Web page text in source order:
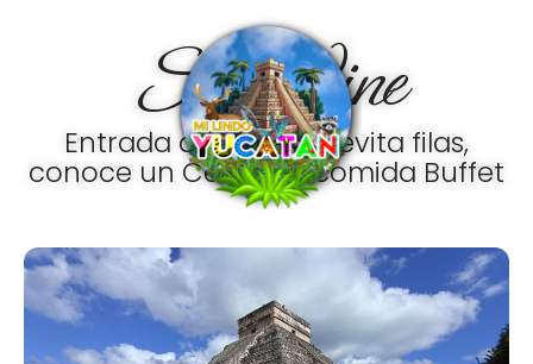
Skip Line
Entrada anticipada, evita filas,
conoce un Cenote y comida Buffet